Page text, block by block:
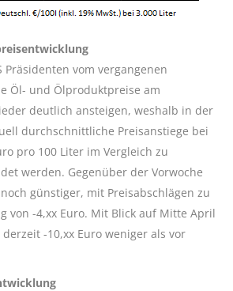
Präsidenten vom vergangenen
Öl- und Ölproduktpreise am
deutlich ansteigen, weshalb in der
durchschnittliche Preisanstiege bei
pro 100 Liter im Vergleich zu
werden. Gegenüber der Vorwoche
günstiger, mit Preisabschlägen zu
von -4,xx Euro. Mit Blick auf Mitte April
-10,xx Euro weniger als vor